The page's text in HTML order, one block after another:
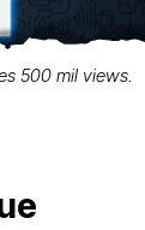
500 mil views.